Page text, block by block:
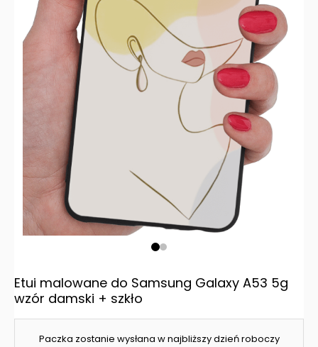
Paczka zostanie wysłana w najbliższy dzień roboczy
Etui malowane do Samsung Galaxy A53 5g
wzór damski + szkło